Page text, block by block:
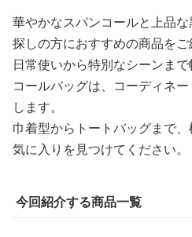
華やかなスパンコールと上品
探しの方におすすめの商品をご
日常使いから特別なシーンま
コールバッグは、コーディネ
します。
巾着型からトートバッグまで
気に入りを見つけてください。
今回紹介する商品一覧